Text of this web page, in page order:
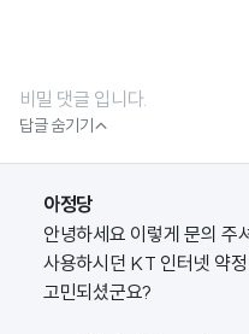
비밀 댓글 입니다.
답글 숨기기
아정당
안녕하세요 이렇게 문의 주
사용하시던 KT 인터넷 약
고민되셨군요?